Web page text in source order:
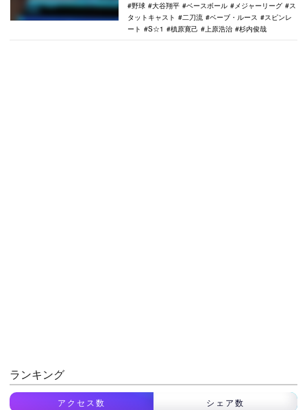
野球
大谷翔平 ベースボール メジャーリーグ
ス
タットキャスト
二刀流 ベーブ・ルース
スピンレ
ート
S☆1 槙原寛己 上原浩治 杉内俊哉
ランキング
アクセス数 シェア数